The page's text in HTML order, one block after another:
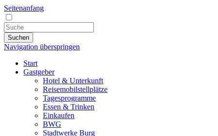
Seitenanfang
Suchen
Navigation überspringen
Start
Gastgeber
Hotel & Unterkunft
Reisemobilstellplätze
Tagesprogramme
Essen & Trinken
Einkaufen
BWG
Stadtwerke Burg